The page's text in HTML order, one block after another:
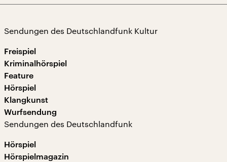
Sendungen des Deutschlandfunk Kultur
Freispiel
Kriminalhörspiel
Feature
Hörspiel
Klangkunst
Wurfsendung
Sendungen des Deutschlandfunk
Hörspiel
Hörspielmagazin